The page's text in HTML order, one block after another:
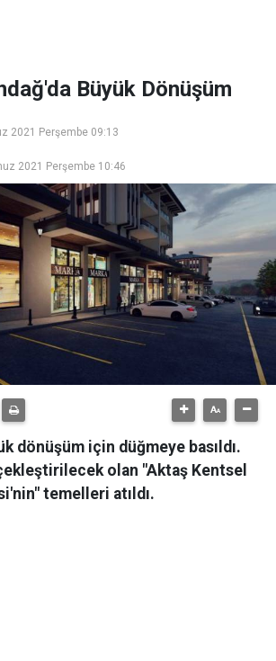
Büyük Dönüşüm
2021 Perşembe 09:13
2021 Perşembe 10:46
dönüşüm için düğmeye basıldı.
olan "Aktaş Kentsel
temelleri atıldı.